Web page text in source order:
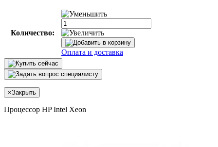
Количество:
Оплата и доставка
×Закрыть
Процессор HP Intel Xeon